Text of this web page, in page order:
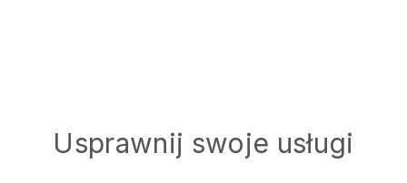
Usprawnij swoje usługi